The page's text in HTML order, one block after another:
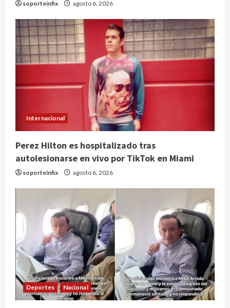
soporteinfix agosto 6, 2026
Internacional
Perez Hilton es hospitalizado tras
autolesionarse en vivo por TikTok en Miami
soporteinfix agosto 6, 2026
Deportes Nacional